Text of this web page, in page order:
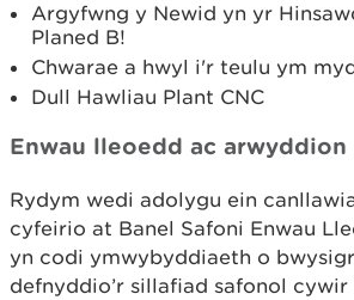
Argyfwng y Newid yn yr
Planed B!
Chwarae a hwyl i'r teulu ym
Dull Hawliau Plant CNC
Enwau lleoedd ac arwyddion
Rydym wedi adolygu ein
cyfeirio at Banel Safoni Enwau
yn codi ymwybyddiaeth o
defnyddio’r sillafiad safonol cywir